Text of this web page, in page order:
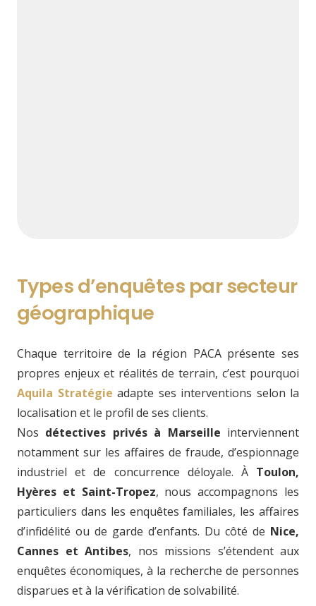
Types d’enquêtes par secteur
géographique
Chaque territoire de la région PACA présente ses
propres enjeux et réalités de terrain, c’est pourquoi
Aquila Stratégie adapte ses interventions selon la
localisation et le profil de ses clients.
Nos détectives privés à Marseille interviennent
notamment sur les affaires de fraude, d’espionnage
industriel et de concurrence déloyale. À Toulon,
Hyères et Saint-Tropez, nous accompagnons les
particuliers dans les enquêtes familiales, les affaires
d’infidélité ou de garde d’enfants. Du côté de Nice,
Cannes et Antibes, nos missions s’étendent aux
enquêtes économiques, à la recherche de personnes
disparues et à la vérification de solvabilité.